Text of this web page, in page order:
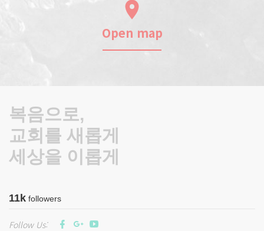
Open map
복음으로,
교회를 새롭게
세상을 이롭게
11k followers
Follow Us: